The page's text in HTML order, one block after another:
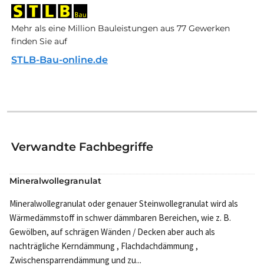
Mehr als eine Million Bauleistungen aus 77 Gewerken
finden Sie auf
STLB-Bau-online.de
Verwandte Fachbegriffe
Mineralwollegranulat
Mineralwollegranulat oder genauer Steinwollegranulat wird als
Wärmedämmstoff in schwer dämmbaren Bereichen, wie z. B.
Gewölben, auf schrägen Wänden / Decken aber auch als
nachträgliche Kerndämmung , Flachdachdämmung ,
Zwischensparrendämmung und zu...